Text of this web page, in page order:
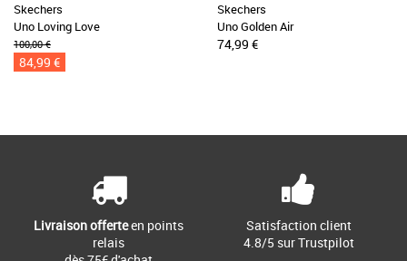
Skechers
Uno Loving Love
100,00 €
84,99 €
Skechers
Uno Golden Air
74,99 €
Livraison offerteen points
relais
Satisfaction client
4.8/5 sur Trustpilot